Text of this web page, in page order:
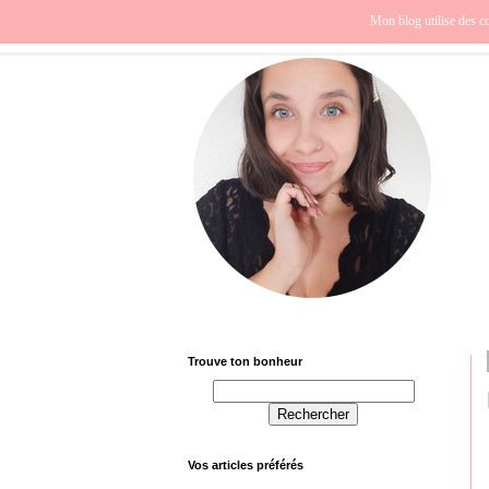
Europe
Trouve ton bonheur
Vos articles préférés
Mon blog utilise des